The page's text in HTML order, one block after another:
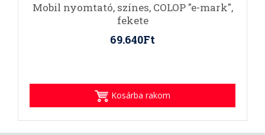
Mobil nyomtató, színes, COLOP "e-mark",
fekete
69.640Ft
Kosárba rakom